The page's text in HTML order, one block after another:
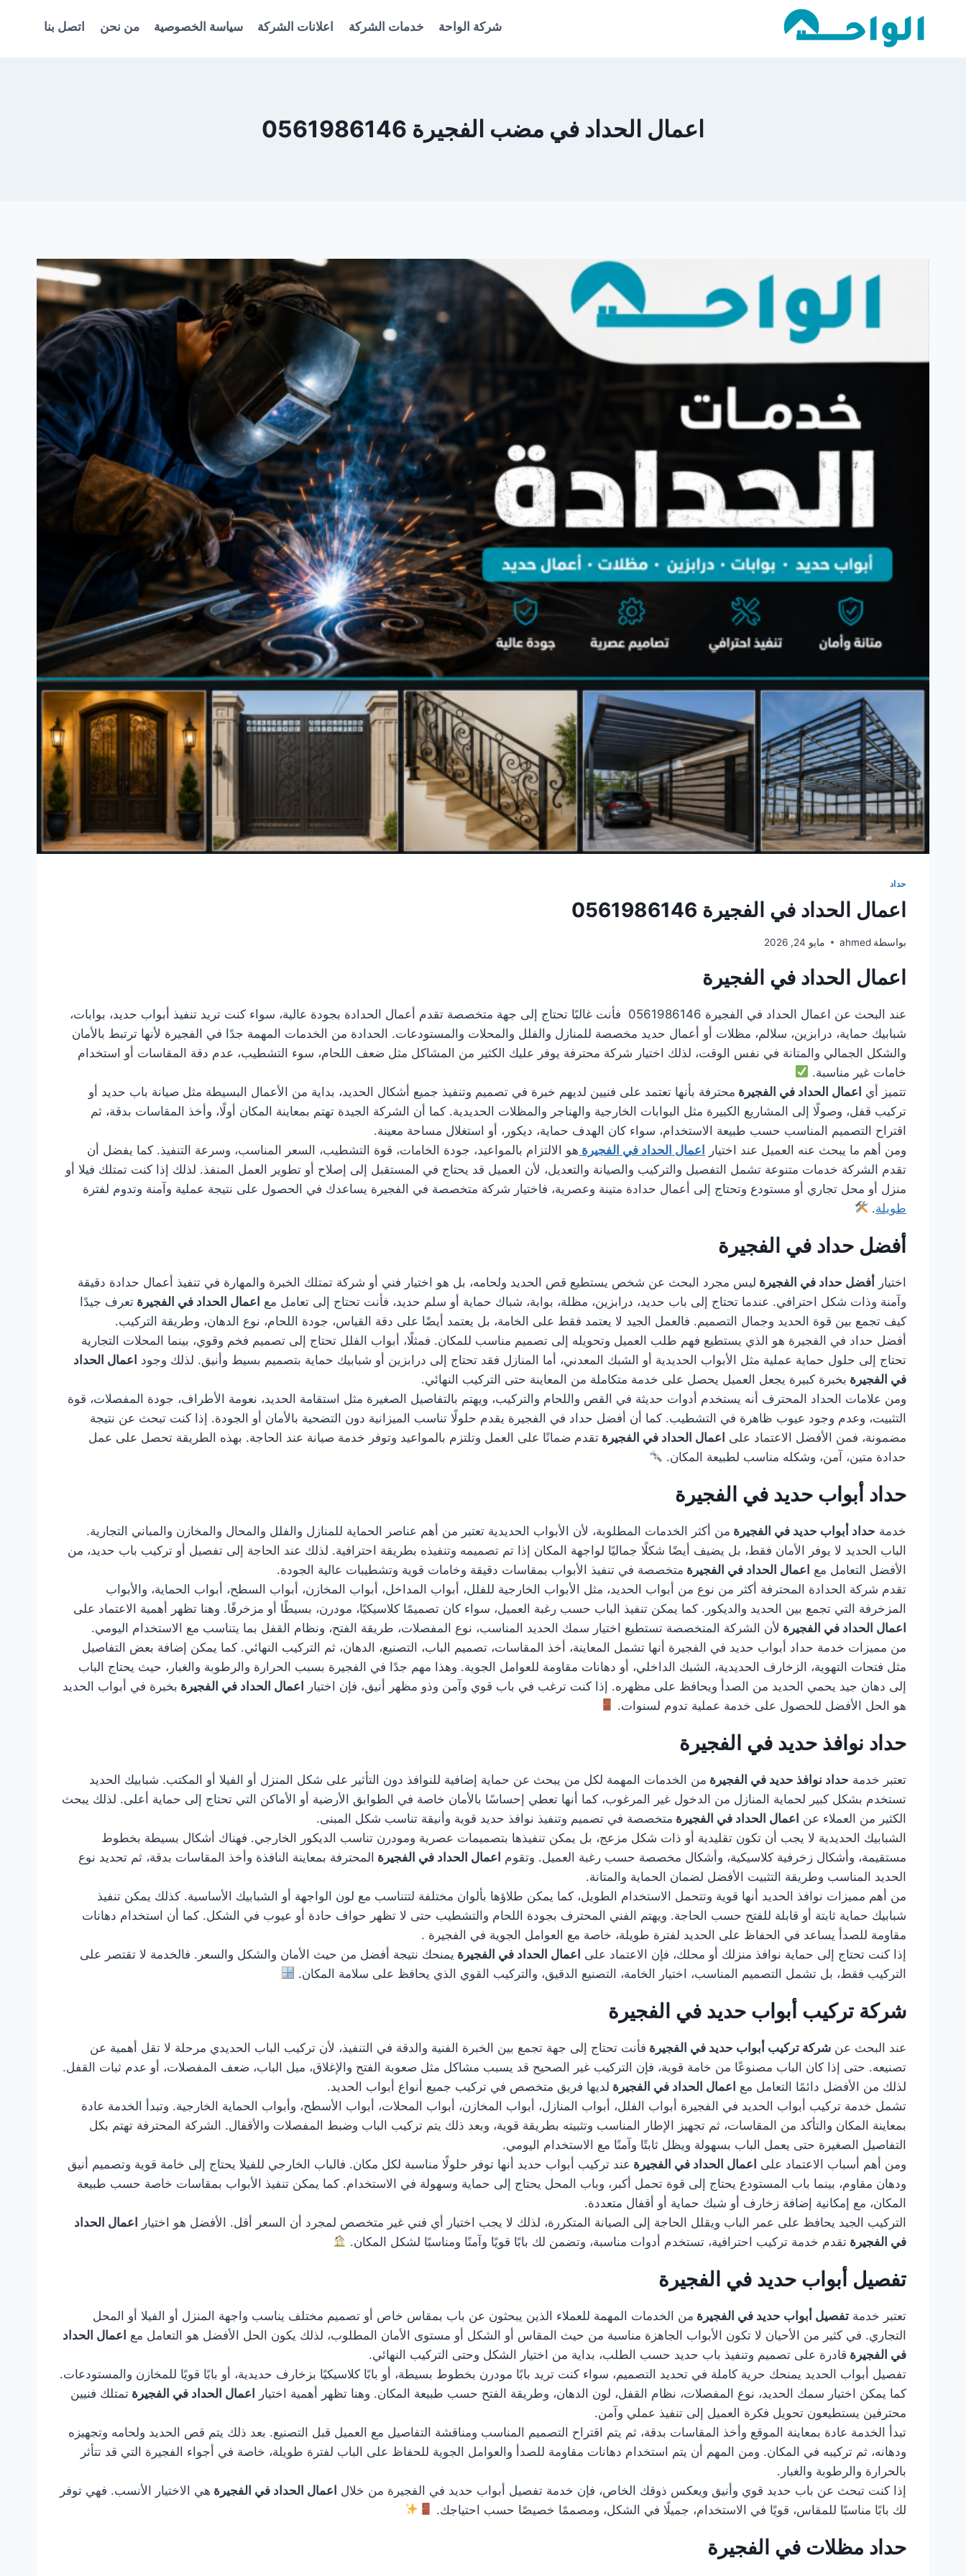
شركة الواحة خدمات الشركة اعلانات الشركة سياسة الخصوصية من نحن اتصل بنا
اعمال الحداد في مضب الفجيرة 0561986146
حداد
اعمال الحداد في الفجيرة 0561986146
بواسطة ahmed مايو 24, 2026
اعمال الحداد في الفجيرة
عند البحث عن اعمال الحداد في الفجيرة 0561986146 فأنت غالبًا تحتاج إلى جهة متخصصة تقدم أعمال الحدادة بجودة عالية، سواء كنت تريد تنفيذ أبواب حديد، بوابات،
شبابيك حماية، درابزين، سلالم، مظلات أو أعمال حديد مخصصة للمنازل والفلل والمحلات والمستودعات. الحدادة من الخدمات المهمة جدًا في الفجيرة لأنها ترتبط بالأمان
والشكل الجمالي والمتانة في نفس الوقت، لذلك اختيار شركة محترفة يوفر عليك الكثير من المشاكل مثل ضعف اللحام، سوء التشطيب، عدم دقة المقاسات أو استخدام
خامات غير مناسبة.
تتميز أي اعمال الحداد في الفجيرة محترفة بأنها تعتمد على فنيين لديهم خبرة في تصميم وتنفيذ جميع أشكال الحديد، بداية من الأعمال البسيطة مثل صيانة باب حديد أو
تركيب قفل، وصولًا إلى المشاريع الكبيرة مثل البوابات الخارجية والهناجر والمظلات الحديدية. كما أن الشركة الجيدة تهتم بمعاينة المكان أولًا، وأخذ المقاسات بدقة، ثم
اقتراح التصميم المناسب حسب طبيعة الاستخدام، سواء كان الهدف حماية، ديكور، أو استغلال مساحة معينة.
ومن أهم ما يبحث عنه العميل عند اختيار اعمال الحداد في الفجيرة هو الالتزام بالمواعيد، جودة الخامات، قوة التشطيب، السعر المناسب، وسرعة التنفيذ. كما يفضل أن
تقدم الشركة خدمات متنوعة تشمل التفصيل والتركيب والصيانة والتعديل، لأن العميل قد يحتاج في المستقبل إلى إصلاح أو تطوير العمل المنفذ. لذلك إذا كنت تمتلك فيلا أو
منزل أو محل تجاري أو مستودع وتحتاج إلى أعمال حدادة متينة وعصرية، فاختيار شركة متخصصة في الفجيرة يساعدك في الحصول على نتيجة عملية وآمنة وتدوم لفترة
طويلة.
أفضل حداد في الفجيرة
اختيار أفضل حداد في الفجيرة ليس مجرد البحث عن شخص يستطيع قص الحديد ولحامه، بل هو اختيار فني أو شركة تمتلك الخبرة والمهارة في تنفيذ أعمال حدادة دقيقة
وآمنة وذات شكل احترافي. عندما تحتاج إلى باب حديد، درابزين، مظلة، بوابة، شباك حماية أو سلم حديد، فأنت تحتاج إلى تعامل مع اعمال الحداد في الفجيرة تعرف جيدًا
كيف تجمع بين قوة الحديد وجمال التصميم. فالعمل الجيد لا يعتمد فقط على الخامة، بل يعتمد أيضًا على دقة القياس، جودة اللحام، نوع الدهان، وطريقة التركيب.
أفضل حداد في الفجيرة هو الذي يستطيع فهم طلب العميل وتحويله إلى تصميم مناسب للمكان. فمثلًا، أبواب الفلل تحتاج إلى تصميم فخم وقوي، بينما المحلات التجارية
تحتاج إلى حلول حماية عملية مثل الأبواب الحديدية أو الشبك المعدني، أما المنازل فقد تحتاج إلى درابزين أو شبابيك حماية بتصميم بسيط وأنيق. لذلك وجود اعمال الحداد
في الفجيرة بخبرة كبيرة يجعل العميل يحصل على خدمة متكاملة من المعاينة حتى التركيب النهائي.
ومن علامات الحداد المحترف أنه يستخدم أدوات حديثة في القص واللحام والتركيب، ويهتم بالتفاصيل الصغيرة مثل استقامة الحديد، نعومة الأطراف، جودة المفصلات، قوة
التثبيت، وعدم وجود عيوب ظاهرة في التشطيب. كما أن أفضل حداد في الفجيرة يقدم حلولًا تناسب الميزانية دون التضحية بالأمان أو الجودة. إذا كنت تبحث عن نتيجة
مضمونة، فمن الأفضل الاعتماد على اعمال الحداد في الفجيرة تقدم ضمانًا على العمل وتلتزم بالمواعيد وتوفر خدمة صيانة عند الحاجة. بهذه الطريقة تحصل على عمل
حدادة متين، آمن، وشكله مناسب لطبيعة المكان.
حداد أبواب حديد في الفجيرة
خدمة حداد أبواب حديد في الفجيرة من أكثر الخدمات المطلوبة، لأن الأبواب الحديدية تعتبر من أهم عناصر الحماية للمنازل والفلل والمحال والمخازن والمباني التجارية.
الباب الحديد لا يوفر الأمان فقط، بل يضيف أيضًا شكلًا جماليًا لواجهة المكان إذا تم تصميمه وتنفيذه بطريقة احترافية. لذلك عند الحاجة إلى تفصيل أو تركيب باب حديد، من
الأفضل التعامل مع اعمال الحداد في الفجيرة متخصصة في تنفيذ الأبواب بمقاسات دقيقة وخامات قوية وتشطيبات عالية الجودة.
تقدم شركة الحدادة المحترفة أكثر من نوع من أبواب الحديد، مثل الأبواب الخارجية للفلل، أبواب المداخل، أبواب المخازن، أبواب السطح، أبواب الحماية، والأبواب
المزخرفة التي تجمع بين الحديد والديكور. كما يمكن تنفيذ الباب حسب رغبة العميل، سواء كان تصميمًا كلاسيكيًا، مودرن، بسيطًا أو مزخرفًا. وهنا تظهر أهمية الاعتماد على
اعمال الحداد في الفجيرة لأن الشركة المتخصصة تستطيع اختيار سمك الحديد المناسب، نوع المفصلات، طريقة الفتح، ونظام القفل بما يتناسب مع الاستخدام اليومي.
من مميزات خدمة حداد أبواب حديد في الفجيرة أنها تشمل المعاينة، أخذ المقاسات، تصميم الباب، التصنيع، الدهان، ثم التركيب النهائي. كما يمكن إضافة بعض التفاصيل
مثل فتحات التهوية، الزخارف الحديدية، الشبك الداخلي، أو دهانات مقاومة للعوامل الجوية. وهذا مهم جدًا في الفجيرة بسبب الحرارة والرطوبة والغبار، حيث يحتاج الباب
إلى دهان جيد يحمي الحديد من الصدأ ويحافظ على مظهره. إذا كنت ترغب في باب قوي وآمن وذو مظهر أنيق، فإن اختيار اعمال الحداد في الفجيرة بخبرة في أبواب الحديد
هو الحل الأفضل للحصول على خدمة عملية تدوم لسنوات.
حداد نوافذ حديد في الفجيرة
تعتبر خدمة حداد نوافذ حديد في الفجيرة من الخدمات المهمة لكل من يبحث عن حماية إضافية للنوافذ دون التأثير على شكل المنزل أو الفيلا أو المكتب. شبابيك الحديد
تستخدم بشكل كبير لحماية المنازل من الدخول غير المرغوب، كما أنها تعطي إحساسًا بالأمان خاصة في الطوابق الأرضية أو الأماكن التي تحتاج إلى حماية أعلى. لذلك يبحث
الكثير من العملاء عن اعمال الحداد في الفجيرة متخصصة في تصميم وتنفيذ نوافذ حديد قوية وأنيقة تناسب شكل المبنى.
الشبابيك الحديدية لا يجب أن تكون تقليدية أو ذات شكل مزعج، بل يمكن تنفيذها بتصميمات عصرية ومودرن تناسب الديكور الخارجي. فهناك أشكال بسيطة بخطوط
مستقيمة، وأشكال زخرفية كلاسيكية، وأشكال مخصصة حسب رغبة العميل. وتقوم اعمال الحداد في الفجيرة المحترفة بمعاينة النافذة وأخذ المقاسات بدقة، ثم تحديد نوع
الحديد المناسب وطريقة التثبيت الأفضل لضمان الحماية والمتانة.
من أهم مميزات نوافذ الحديد أنها قوية وتتحمل الاستخدام الطويل، كما يمكن طلاؤها بألوان مختلفة لتتناسب مع لون الواجهة أو الشبابيك الأساسية. كذلك يمكن تنفيذ
شبابيك حماية ثابتة أو قابلة للفتح حسب الحاجة. ويهتم الفني المحترف بجودة اللحام والتشطيب حتى لا تظهر حواف حادة أو عيوب في الشكل. كما أن استخدام دهانات
مقاومة للصدأ يساعد في الحفاظ على الحديد لفترة طويلة، خاصة مع العوامل الجوية في الفجيرة .
إذا كنت تحتاج إلى حماية نوافذ منزلك أو محلك، فإن الاعتماد على اعمال الحداد في الفجيرة يمنحك نتيجة أفضل من حيث الأمان والشكل والسعر. فالخدمة لا تقتصر على
التركيب فقط، بل تشمل التصميم المناسب، اختيار الخامة، التصنيع الدقيق، والتركيب القوي الذي يحافظ على سلامة المكان.
شركة تركيب أبواب حديد في الفجيرة
عند البحث عن شركة تركيب أبواب حديد في الفجيرة فأنت تحتاج إلى جهة تجمع بين الخبرة الفنية والدقة في التنفيذ، لأن تركيب الباب الحديدي مرحلة لا تقل أهمية عن
تصنيعه. حتى إذا كان الباب مصنوعًا من خامة قوية، فإن التركيب غير الصحيح قد يسبب مشاكل مثل صعوبة الفتح والإغلاق، ميل الباب، ضعف المفصلات، أو عدم ثبات القفل.
لذلك من الأفضل دائمًا التعامل مع اعمال الحداد في الفجيرة لديها فريق متخصص في تركيب جميع أنواع أبواب الحديد.
تشمل خدمة تركيب أبواب الحديد في الفجيرة أبواب الفلل، أبواب المنازل، أبواب المخازن، أبواب المحلات، أبواب الأسطح، وأبواب الحماية الخارجية. وتبدأ الخدمة عادة
بمعاينة المكان والتأكد من المقاسات، ثم تجهيز الإطار المناسب وتثبيته بطريقة قوية، وبعد ذلك يتم تركيب الباب وضبط المفصلات والأقفال. الشركة المحترفة تهتم بكل
التفاصيل الصغيرة حتى يعمل الباب بسهولة ويظل ثابتًا وآمنًا مع الاستخدام اليومي.
ومن أهم أسباب الاعتماد على اعمال الحداد في الفجيرة عند تركيب أبواب حديد أنها توفر حلولًا مناسبة لكل مكان. فالباب الخارجي للفيلا يحتاج إلى خامة قوية وتصميم أنيق
ودهان مقاوم، بينما باب المستودع يحتاج إلى قوة تحمل أكبر، وباب المحل يحتاج إلى حماية وسهولة في الاستخدام. كما يمكن تنفيذ الأبواب بمقاسات خاصة حسب طبيعة
المكان، مع إمكانية إضافة زخارف أو شبك حماية أو أقفال متعددة.
التركيب الجيد يحافظ على عمر الباب ويقلل الحاجة إلى الصيانة المتكررة، لذلك لا يجب اختيار أي فني غير متخصص لمجرد أن السعر أقل. الأفضل هو اختيار اعمال الحداد
في الفجيرة تقدم خدمة تركيب احترافية، تستخدم أدوات مناسبة، وتضمن لك بابًا قويًا وآمنًا ومناسبًا لشكل المكان.
تفصيل أبواب حديد في الفجيرة
تعتبر خدمة تفصيل أبواب حديد في الفجيرة من الخدمات المهمة للعملاء الذين يبحثون عن باب بمقاس خاص أو تصميم مختلف يناسب واجهة المنزل أو الفيلا أو المحل
التجاري. في كثير من الأحيان لا تكون الأبواب الجاهزة مناسبة من حيث المقاس أو الشكل أو مستوى الأمان المطلوب، لذلك يكون الحل الأفضل هو التعامل مع اعمال الحداد
في الفجيرة قادرة على تصميم وتنفيذ باب حديد حسب الطلب، بداية من اختيار الشكل وحتى التركيب النهائي.
تفصيل أبواب الحديد يمنحك حرية كاملة في تحديد التصميم، سواء كنت تريد بابًا مودرن بخطوط بسيطة، أو بابًا كلاسيكيًا بزخارف حديدية، أو بابًا قويًا للمخازن والمستودعات.
كما يمكن اختيار سمك الحديد، نوع المفصلات، نظام القفل، لون الدهان، وطريقة الفتح حسب طبيعة المكان. وهنا تظهر أهمية اختيار اعمال الحداد في الفجيرة تمتلك فنيين
محترفين يستطيعون تحويل فكرة العميل إلى تنفيذ عملي وآمن.
تبدأ الخدمة عادة بمعاينة الموقع وأخذ المقاسات بدقة، ثم يتم اقتراح التصميم المناسب ومناقشة التفاصيل مع العميل قبل التصنيع. بعد ذلك يتم قص الحديد ولحامه وتجهيزه
ودهانه، ثم تركيبه في المكان. ومن المهم أن يتم استخدام دهانات مقاومة للصدأ والعوامل الجوية للحفاظ على الباب لفترة طويلة، خاصة في أجواء الفجيرة التي قد تتأثر
بالحرارة والرطوبة والغبار.
إذا كنت تبحث عن باب حديد قوي وأنيق ويعكس ذوقك الخاص، فإن خدمة تفصيل أبواب حديد في الفجيرة من خلال اعمال الحداد في الفجيرة هي الاختيار الأنسب. فهي توفر
لك بابًا مناسبًا للمقاس، قويًا في الاستخدام، جميلًا في الشكل، ومصممًا خصيصًا حسب احتياجك.
حداد مظلات في الفجيرة